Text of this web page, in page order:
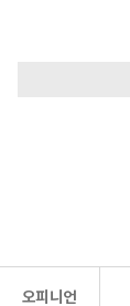
오피니언